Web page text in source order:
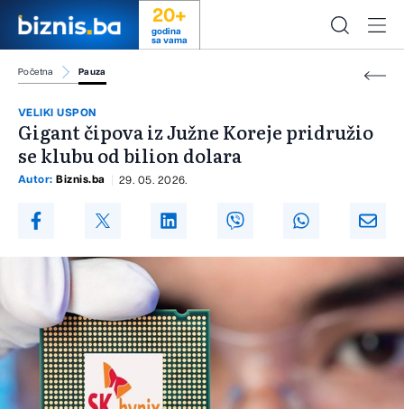
20+
godina
sa vama
Početna Pauza
VELIKI USPON
Gigant čipova iz Južne Koreje pridružio
se klubu od bilion dolara
Autor: Biznis.ba 29. 05. 2026.